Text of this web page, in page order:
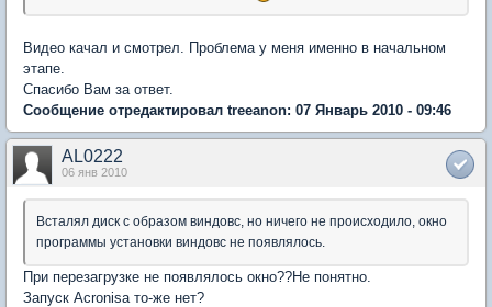
Видео качал и смотрел. Проблема у меня именно в начальном
этапе.
Спасибо Вам за ответ.
Сообщение отредактировал treeanon: 07 Январь 2010 - 09:46
AL0222
06 янв 2010
Всталял диск с образом виндовс, но ничего не происходило, окно
программы установки виндовс не появлялось.
При перезагрузке не появлялось окно??Не понятно.
Запуск Acronisa то-же нет?